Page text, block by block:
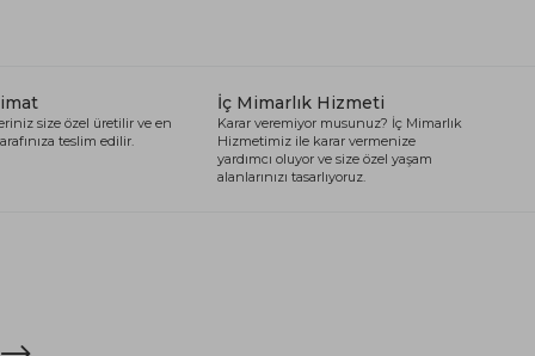
size özel üretilir ve en
teslim edilir.
İç Mimarlık Hizmeti
Karar veremiyor musunuz? İç Mimarlık
Hizmetimiz ile karar vermenize
yardımcı oluyor ve size özel yaşam
alanlarınızı tasarlıyoruz.